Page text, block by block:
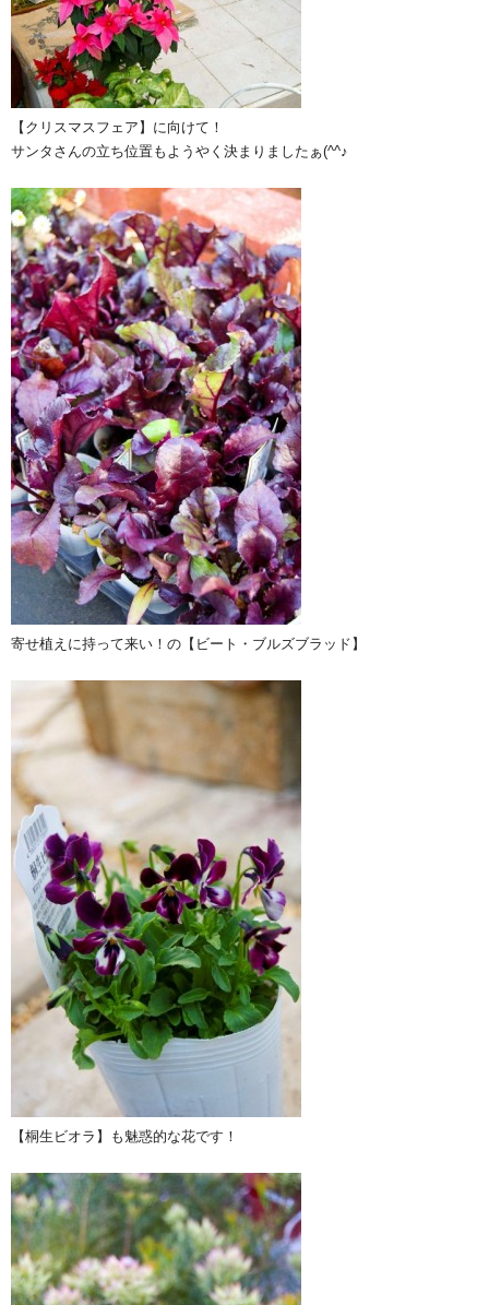
【クリスマスフェア】に向けて！
サンタさんの立ち位置もようやく決まりましたぁ(^^♪
寄せ植えに持って来い！の【ビート・ブルズブラッド】
【桐生ビオラ】も魅惑的な花です！